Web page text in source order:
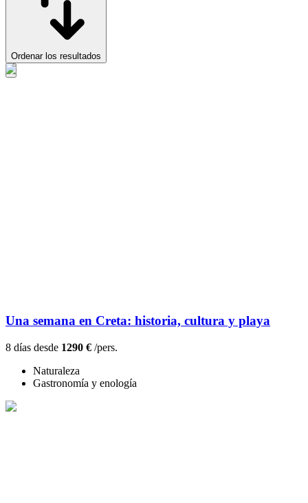
Ordenar los resultados
Una semana en Creta: historia, cultura y playa
8 días desde 1290 € /pers.
Naturaleza
Gastronomía y enología